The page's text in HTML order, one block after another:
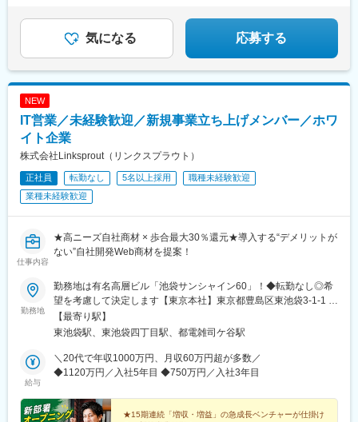
気になる 応募する
NEW
IT営業／未経験歓迎／新規事業立ち上げメンバー／ホワ
イト企業
株式会社Linksprout（リンクスプラウト）
正社員 転勤なし 5名以上採用
職種未経験歓迎
業種未経験歓迎
仕事内容
★高ニーズ自社商材 × 歩合最大30％還元★導入する“デメリットが
ない”自社開発Web商材を提案！
勤務地
勤務地は有名高層ビル「池袋サンシャイン60」！◆転勤なし◎希
望を考慮して決定します【東京本社】東京都豊島区東池袋3-1-1 サ
ンシャイン60 11F・各線「池袋駅」より徒歩7分・東京メトロ有楽
町線「東池袋駅」より徒歩3分★地上240mの有名“超高層ビル”が
【最寄り駅】
東池袋駅、東池袋四丁目駅、都電雑司ケ谷駅
給与
＼20代で年収1000万円、月収60万円超が多数／
◆1120万円／入社5年目 ◆750万円／入社3年目
★15期連続「増収・増益」の急成長ベンチャーが仕掛け